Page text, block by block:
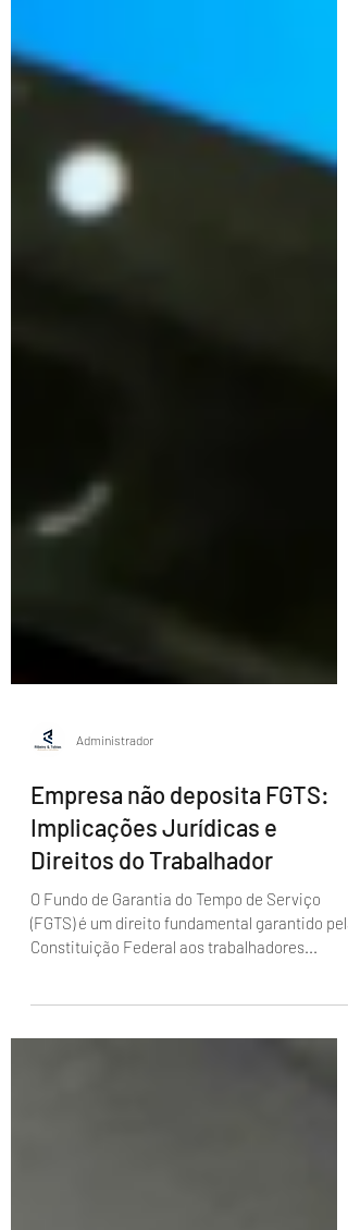
Administrador
Empresa não deposita FGTS:
Implicações Jurídicas e
Direitos do Trabalhador
(FGTS) é um direito fundamental garantido pela